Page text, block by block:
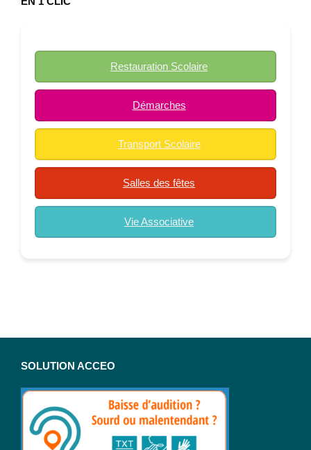
Restauration Scolaire
Démarches
Transport Scolaire
Salles des fêtes
Vie Associative
SOLUTION ACCEO